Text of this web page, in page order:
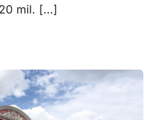
mil. […]